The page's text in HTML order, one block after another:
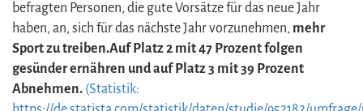
befragten Personen, die gute Vorsätze für das neue Jahr
haben, an, sich für das nächste Jahr vorzunehmen, mehr
Sport zu treiben.Auf Platz 2 mit 47 Prozent folgen
gesünder ernähren und auf Platz 3 mit 39 Prozent
Abnehmen. (Statistik: